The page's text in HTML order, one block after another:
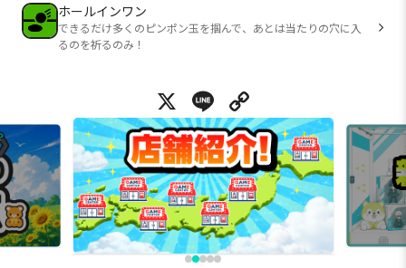
ホールインワン
できるだけ多くのピンポン玉を掴んで、あとは当たりの穴に入
るのを祈るのみ！
X Line